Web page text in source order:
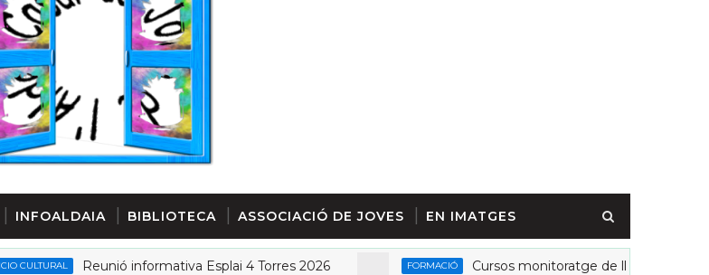
INFOALDAIA BIBLIOTECA ASSOCIACIÓ DE JOVES EN IMATGES
Reunió informativa Esplai 4 Torres 2026 FORMACIÓ Cursos monitoratge de lleure 2026